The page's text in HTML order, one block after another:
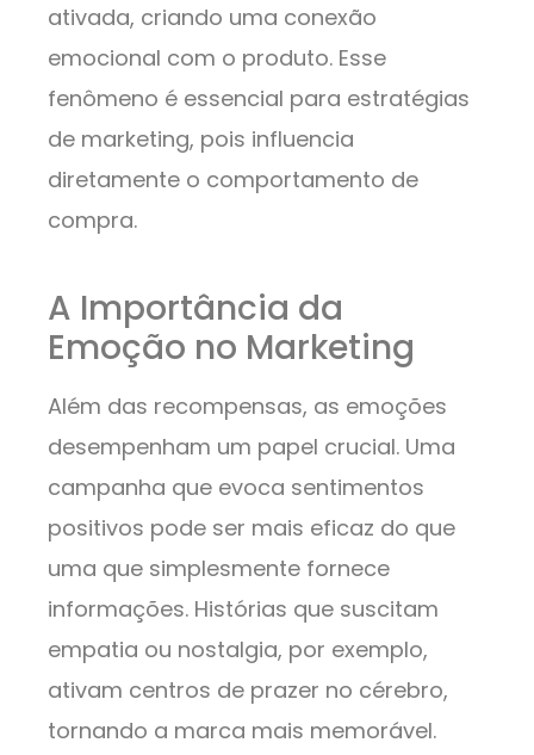
ativada, criando uma conexão
emocional com o produto. Esse
fenômeno é essencial para estratégias
de marketing, pois influencia
diretamente o comportamento de
compra.
A Importância da
Emoção no Marketing
Além das recompensas, as emoções
desempenham um papel crucial. Uma
campanha que evoca sentimentos
positivos pode ser mais eficaz do que
uma que simplesmente fornece
informações. Histórias que suscitam
empatia ou nostalgia, por exemplo,
ativam centros de prazer no cérebro,
tornando a marca mais memorável.